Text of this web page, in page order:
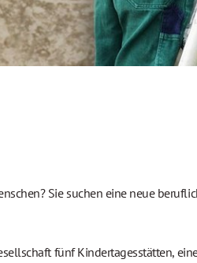
Sie suchen eine neue
fünf Kindertagesstätten,